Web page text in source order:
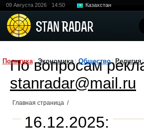
09 Августа 2026 14:50 Казахстан
Политика Экономика Общество Религия
По вопросам
stanradar@mail.ru
Главная страница /
16.12.2025: